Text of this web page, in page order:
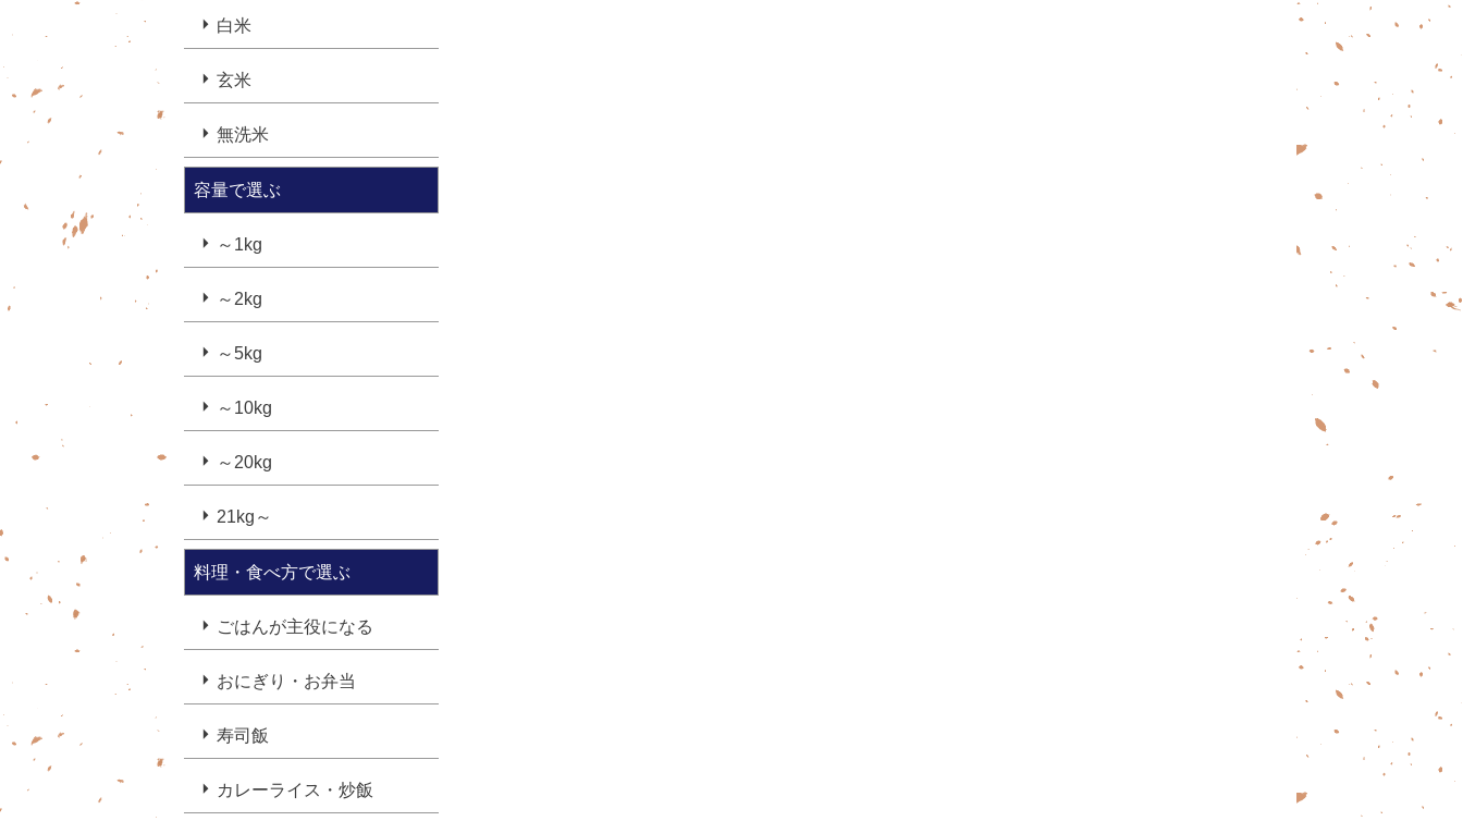
白米
玄米
無洗米
容量で選ぶ
～1kg
～2kg
～5kg
～10kg
～20kg
21kg～
料理・食べ方で選ぶ
ごはんが主役になる
おにぎり・お弁当
寿司飯
カレーライス・炒飯